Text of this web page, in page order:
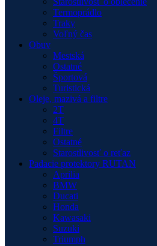
Termoprádlo
Traky
Voľný čas
Obuv
Mestská
Ostatné
Športová
Turistická
Oleje, mazivá a filtre
2T
4T
Filtre
Ostatné
Starostlivosť o reťaz
Padacie protektory RUTAN
Aprilia
BMW
Ducati
Honda
Kawasaki
Suzuki
Triumph